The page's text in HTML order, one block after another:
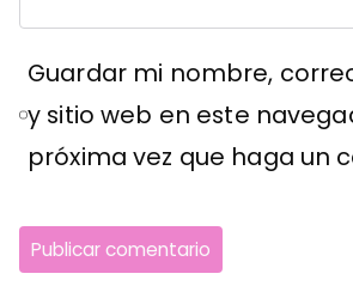
Guardar mi nombre,
y sitio web en este
próxima vez que haga un